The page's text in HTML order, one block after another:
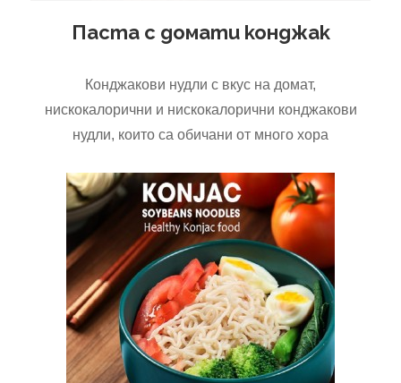
Паста с домати конджак
Конджакови нудли с вкус на домат,
нискокалорични и нискокалорични конджакови
нудли, които са обичани от много хора